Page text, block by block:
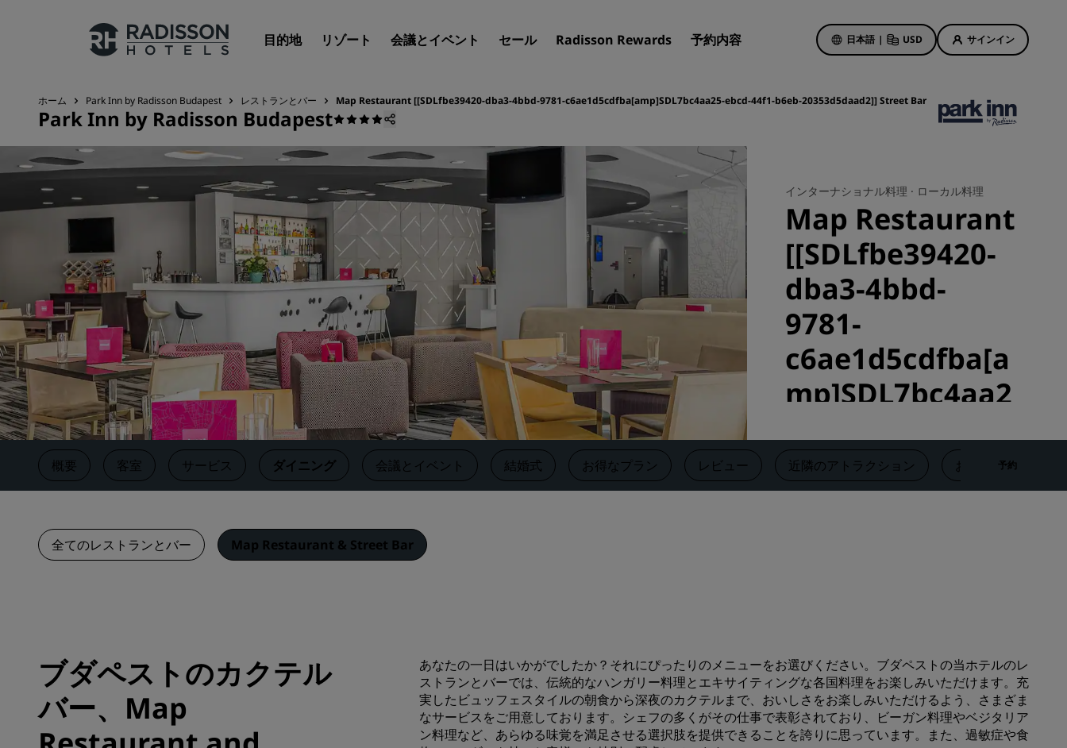
目的地 リゾート 会議とイベント セール Radisson Rewards 予約内容 日本語 | USD サインイン
Radisson Hotels のブランド
Radisson Hotels ブランド
中国の関連ブランド
目的地
リゾート
サービス付きアパートメント
エアポートホテル
新規オープンおよびオープン予定
のホテル
Radisson Meetings
Radisson Meetings をご紹介しま
す
会議スペースを予約します
見積もりを依頼する
イベントの目的地
業界ソリューション
デジタルサービス
Radisson Hotels アプリ
初回限定の予約特典
本日のセール
事前にご予約ください
旅のアイデア
ご家族連れに優しいホテル
Rad Pets
ウェディング会場
スポーツチームのご滞在
出張者
市内中心部にあるホテル
ポイントを獲得する方法
Bookers and Planners
会員になる
ホーム Park Inn by Radisson Budapest レストランとバー Map Restaurant [[SDLfbe39420-dba3-4bbd-9781-c6ae1d5cdfba[amp]SDL7bc4aa25-ebcd-44f1-b6eb-20353d5daad2]] Street Bar
Park Inn by Radisson Budapest
インターナショナル料理 · ローカル料理
Map Restaurant
[[SDLfbe39420-
dba3-4bbd-
9781-
c6ae1d5cdfba[a
mp]SDL7bc4aa2
b6eb-
20353d5daad2]]
概要 客室 サービス ダイニング ‌会議とイベント 結婚式 お得なプラン レビュー 近隣のアトラクション お問い合わせ先
予約
全てのレストランとバー Map Restaurant & Street Bar
ブダペストのカクテル
バー、Map
あなたの一日はいかがでしたか？それにぴったりのメニューをお選びください。ブダペストの当ホテルのレ
ストランとバーでは、伝統的なハンガリー料理とエキサイティングな各国料理をお楽しみいただけます。充
実したビュッフェスタイルの朝食から深夜のカクテルまで、おいしさをお楽しみいただけるよう、さまざま
なサービスをご用意しております。シェフの多くがその仕事で表彰されており、ビーガン料理やベジタリア
ン料理など、あらゆる味覚を満足させる選択肢を提供できることを誇りに思っています。また、過敏症や食